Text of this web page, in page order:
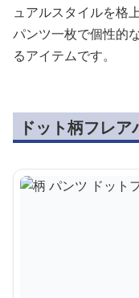
ュアルスタイルを格
パンツ一枚で個性的
るアイテムです。
ドット柄フレ